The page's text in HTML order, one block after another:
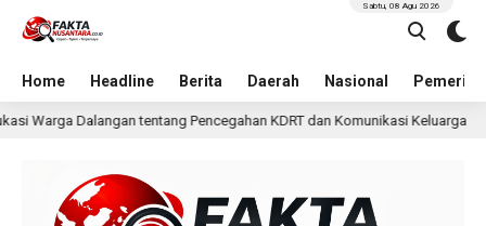
Home Headline Berita Daerah Nasional
Sabtu, 08 Agu 2026
KDRT dan Komunikasi Keluarga 23 jam lalu KKN Undip